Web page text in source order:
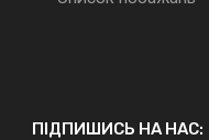
ПІДПИШИСЬ НА НАС: